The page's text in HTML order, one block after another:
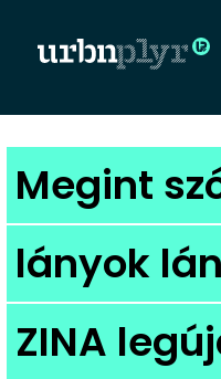
Megint
lányok
ZINA